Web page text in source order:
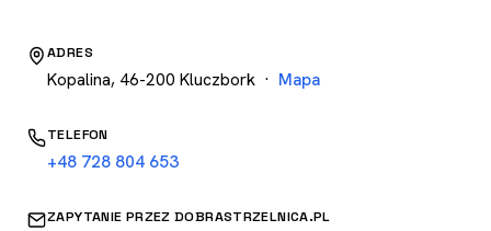
ADRES
Kopalina, 46-200 Kluczbork · Mapa
TELEFON
+48 728 804 653
ZAPYTANIE PRZEZ DOBRASTRZELNICA.PL